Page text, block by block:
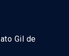
Gil de